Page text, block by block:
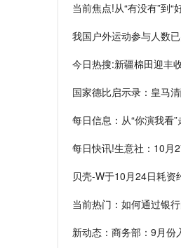
当前焦点!从“有没有”到“
我国户外运动参与人数
今日热搜:新疆棉田迎丰
国家德比启示录：皇马
每日信息：从“你演我看
每日快讯!生意社：10月
贝壳-W于10月24日耗
当前热门：如何通过银
新动态：商务部：9月份